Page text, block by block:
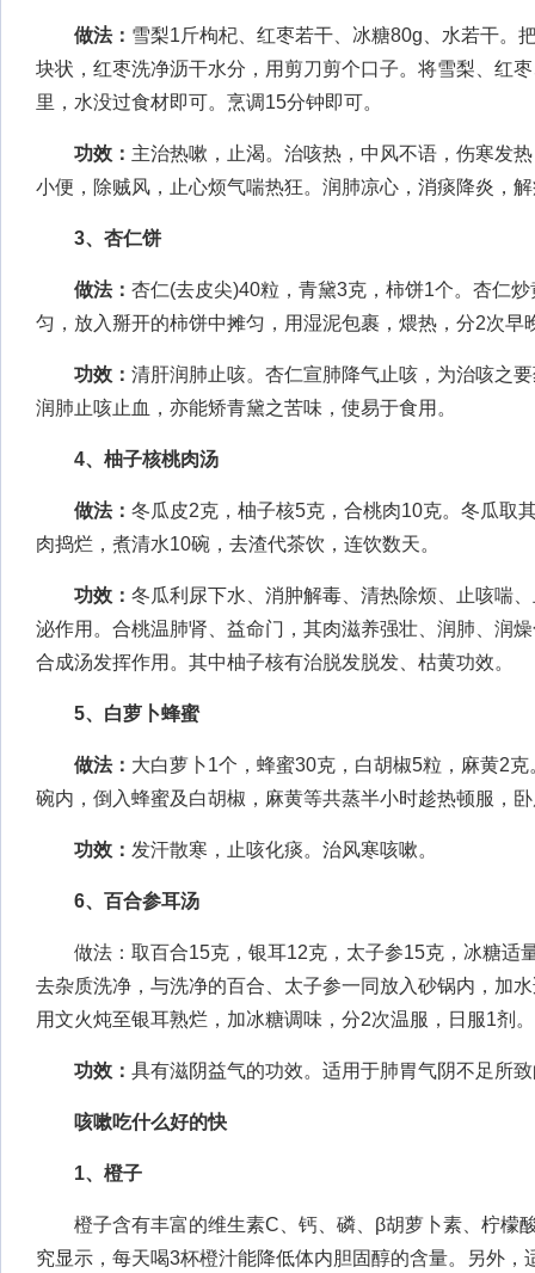
做法： 雪梨1斤枸杞、红枣若干、冰糖80g、水若干。
块状，红枣洗净沥干水分，用剪刀剪个口子。将雪梨、红
里，水没过食材即可。烹调15分钟即可。
功效： 主治热嗽，止渴。治咳热，中风不语，伤寒发
小便，除贼风，止心烦气喘热狂。润肺凉心，消痰降炎，
3、杏仁饼
做法： 杏仁(去皮尖)40粒，青黛3克，柿饼1个。杏仁
匀，放入掰开的柿饼中摊匀，用湿泥包裹，煨热，分2次早
功效： 清肝润肺止咳。杏仁宣肺降气止咳，为治咳之
润肺止咳止血，亦能矫青黛之苦味，使易于食用。
4、柚子核桃肉汤
做法： 冬瓜皮2克，柚子核5克，合桃肉10克。冬瓜取
肉捣烂，煮清水10碗，去渣代茶饮，连饮数天。
功效： 冬瓜利尿下水、消肿解毒、清热除烦、止咳喘
泌作用。合桃温肺肾、益命门，其肉滋养强壮、润肺、润
合成汤发挥作用。其中柚子核有治脱发脱发、枯黄功效。
5、白萝卜蜂蜜
做法： 大白萝卜1个，蜂蜜30克，白胡椒5粒，麻黄2
碗内，倒入蜂蜜及白胡椒，麻黄等共蒸半小时趁热顿服，
功效： 发汗散寒，止咳化痰。治风寒咳嗽。
6、百合参耳汤
做法：取百合15克，银耳12克，太子参15克，冰糖适
去杂质洗净，与洗净的百合、太子参一同放入砂锅内，加
用文火炖至银耳熟烂，加冰糖调味，分2次温服，日服1剂。
功效： 具有滋阴益气的功效。适用于肺胃气阴不足所
咳嗽吃什么好的快
1、橙子
橙子含有丰富的维生素C、钙、磷、β胡萝卜素、柠檬
究显示，每天喝3杯橙汁能降低体内胆固醇的含量。另外，